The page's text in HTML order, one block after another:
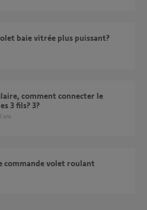
baie vitrée plus puissant?
3 fils? 3?
ans
commande volet roulant